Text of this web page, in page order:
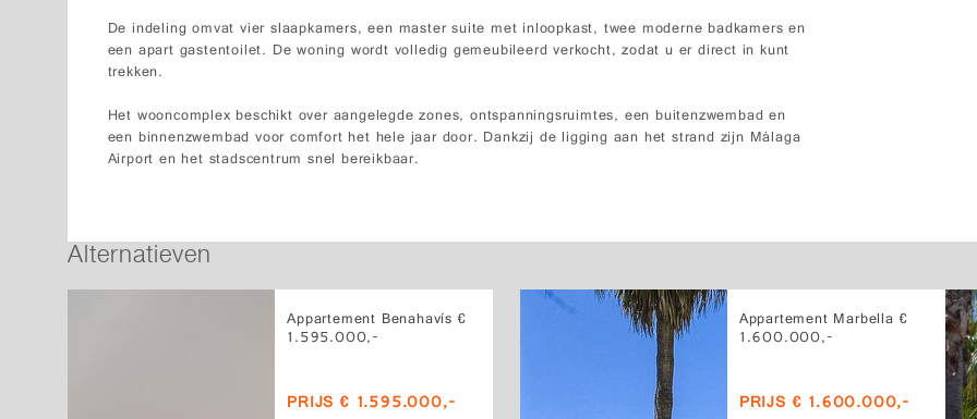
De indeling omvat vier slaapkamers, een master suite met inloopkast, twee moderne badkamers en
een apart gastentoilet. De woning wordt volledig gemeubileerd verkocht, zodat u er direct in kunt
trekken.
Het wooncomplex beschikt over aangelegde zones, ontspanningsruimtes, een buitenzwembad en
een binnenzwembad voor comfort het hele jaar door. Dankzij de ligging aan het strand zijn Málaga
Airport en het stadscentrum snel bereikbaar.
Alternatieven
Appartement Benahavís €
1.595.000,-
PRIJS € 1.595.000,-
Appartement Marbella €
1.600.000,-
PRIJS € 1.600.000,-